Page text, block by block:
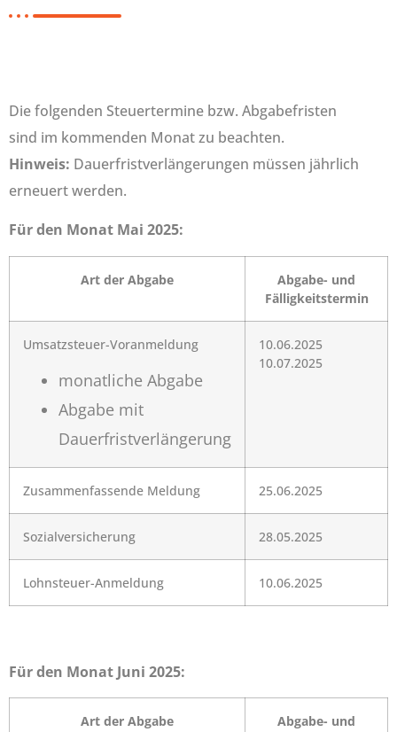
Die folgenden Steuertermine bzw. Abgabefristen
sind im kommenden Monat zu beachten.
Hinweis: Dauerfristverlängerungen müssen jährlich
erneuert werden.
Für den Monat Mai 2025:
Art der Abgabe
Abgabe- und
Fälligkeitstermin
Umsatzsteuer-Voranmeldung
monatliche Abgabe
Abgabe mit
Dauerfristverlängerung
10.06.2025
10.07.2025
Zusammenfassende Meldung 25.06.2025
Sozialversicherung 28.05.2025
Lohnsteuer-Anmeldung 10.06.2025
Für den Monat Juni 2025:
Art der Abgabe
Abgabe- und